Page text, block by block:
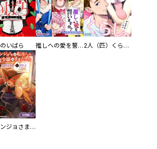
いばら 推しへの愛を誓いますか？～アラサー女子、推しは逃げぬが人生逃げる～ 2人（匹）くらし。
ドロンジョさまは転生しても悪役令嬢のままだった【分冊版】